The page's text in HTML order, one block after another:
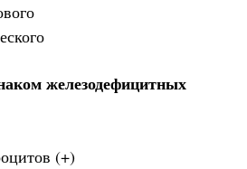
железодефицитных
(+)